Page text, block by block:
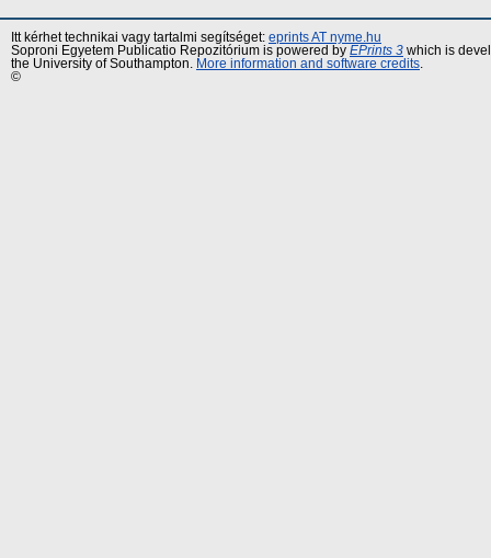
Itt kérhet technikai vagy tartalmi segítséget: eprints AT nyme.hu
Soproni Egyetem Publicatio Repozitórium is powered by EPrints 3 which is
the University of Southampton.
More information and software credits
©